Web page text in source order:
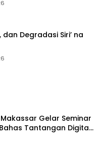
dan Degradasi Siri’ na
Makassar Gelar Seminar
Tantangan Digital